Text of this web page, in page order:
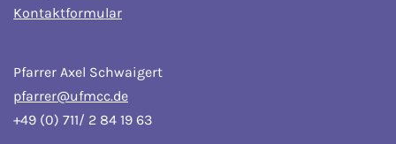
Kontaktformular
Pfarrer Axel Schwaigert
pfarrer@ufmcc.de
+49 (0) 711/ 2 84 19 63